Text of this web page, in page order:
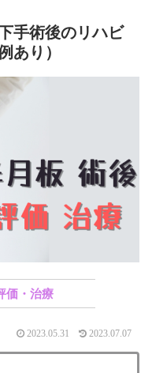
手術後のリハビ
あり）
価・治療
2023.05.31 2023.07.07